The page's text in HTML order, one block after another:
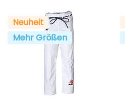
Neuheit
Mehr Größen